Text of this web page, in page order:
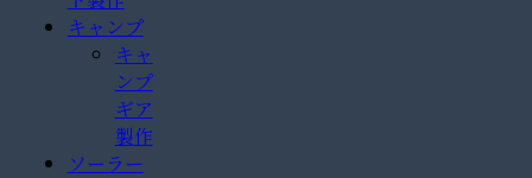
キャンプ
キャ
ンプ
ギア
製作
ソーラー